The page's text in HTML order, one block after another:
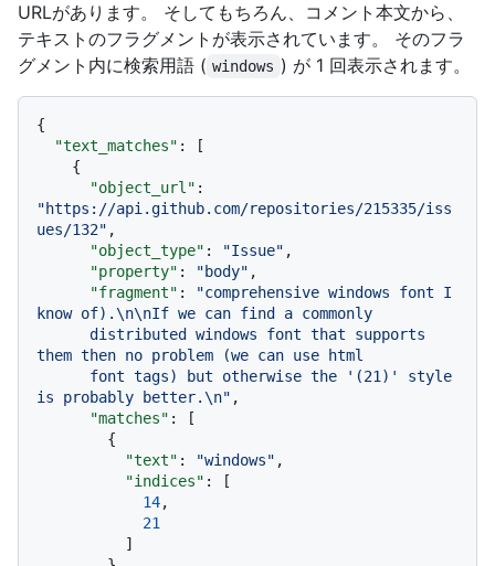
URLがあります。 そしてもちろん、コメント本文から、
テキストのフラグメントが表示されています。 そのフラ
グメント内に検索用語 ( windows ) が 1 回表示されます。
{
"text_matches" :
[
{
"object_url" :
"https://api.github.com/repositories/215335/iss
ues/132" ,
"object_type" : "Issue" ,
"property" : "body" ,
"fragment" :
"comprehensive windows font I
know of).\n\nIf we can find a commonly
them then no problem (we can use html
is probably better.\n" ,
"matches" :
[
{
"text" : "windows" ,
"indices" :
[
14,
21
]